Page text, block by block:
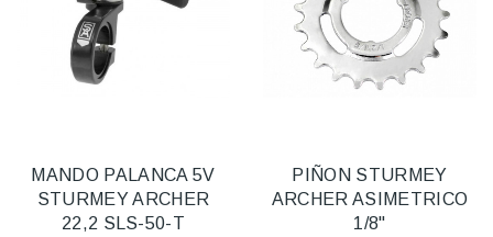
MANDO PALANCA 5V
STURMEY ARCHER
22,2 SLS-50-T
PIÑON STURMEY
ARCHER ASIMETRICO
1/8"